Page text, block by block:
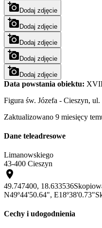
add_a_photoDodaj zdjęcie
add_a_photoDodaj zdjęcie
add_a_photoDodaj zdjęcie
add_a_photoDodaj zdjęcie
add_a_photoDodaj zdjęcie
Data powstania obiektu:
Figura św. Józefa - Cieszyn,
Zaktualizowano 9 miesięcy
Dane teleadresowe
Limanowskiego
43-400 Cieszyn
place
49.747400, 18.633536
N49º44'50.64", E18º38'0.73"
Cechy i udogodnienia